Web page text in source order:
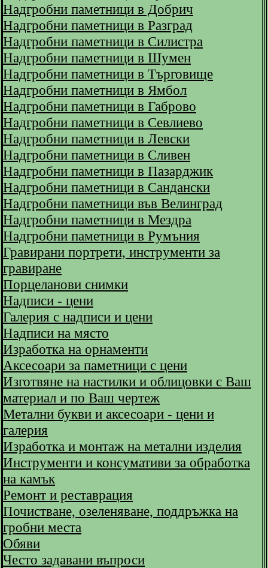
Надгробни паметници в Добрич
Надгробни паметници в Разград
Надгробни паметници в Силистра
Надгробни паметници в Шумен
Надгробни паметници в Търговище
Надгробни паметници в Ямбол
Надгробни паметници в Габрово
Надгробни паметници в Севлиево
Надгробни паметници в Левски
Надгробни паметници в Сливен
Надгробни паметници в Пазарджик
Надгробни паметници в Сандански
Надгробни паметници във Велинград
Надгробни паметници в Мездра
Надгробни паметници в Румъния
Гравирани портрети, инструменти за
гравиране
Порцеланови снимки
Надписи - цени
Галерия с надписи и цени
Надписи на място
Изработка на орнаменти
Аксесоари за паметници с цени
Изготвяне на настилки и облицовки с Ваш
материал и по Ваш чертеж
Метални букви и аксесоари - цени и
галерия
Изработка и монтаж на метални изделия
Инструменти и консумативи за обработка
на камък
Ремонт и реставрация
Почистване, озеленяване, поддръжка на
гробни места
Обяви
Често задавани въпроси